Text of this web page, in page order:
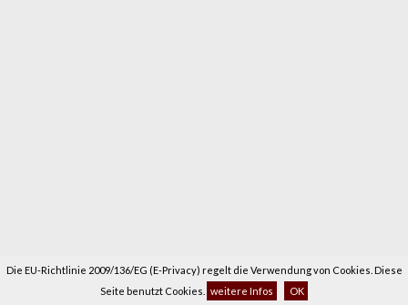
Die EU-Richtlinie 2009/136/EG (E-Privacy) regelt die Verwendung von Cookies. Diese
Seite benutzt Cookies.
weitere Infos OK